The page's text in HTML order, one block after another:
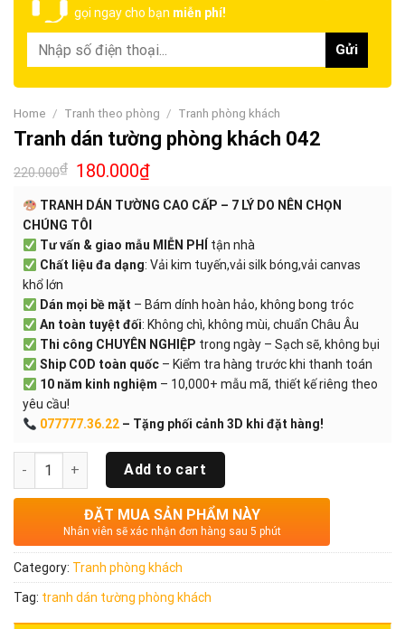
gọi ngay cho bạn miễn phí!
Home / Tranh theo phòng / Tranh phòng khách
Tranh dán tường phòng khách 042
220.000₫ 180.000₫
TRANH DÁN TƯỜNG CAO CẤP – 7 LÝ DO NÊN CHỌN
CHÚNG TÔI
Tư vấn & giao mẫu MIỄN PHÍ
tận nhà
Chất liệu đa dạng: Vải kim tuyến,vải silk bóng,vải canvas
khổ lớn
Dán mọi bề mặt – Bám dính hoàn hảo, không bong tróc
An toàn tuyệt đối: Không chì, không mùi, chuẩn Châu Âu
Thi công CHUYÊN NGHIỆP trong ngày – Sạch sẽ, không bụi
Ship COD toàn quốc– Kiểm tra hàng trước khi thanh toán
10 năm kinh nghiệm – 10,000+ mẫu mã, thiết kế riêng theo
yêu cầu!
077777.36.22– Tặng phối cảnh 3D khi đặt hàng!
Quantity Add to cart
ĐẶT MUA SẢN PHẨM NÀY
Nhân viên sẽ xác nhận đơn hàng sau 5 phút
Category: Tranh phòng khách
Tag: tranh dán tường phòng khách